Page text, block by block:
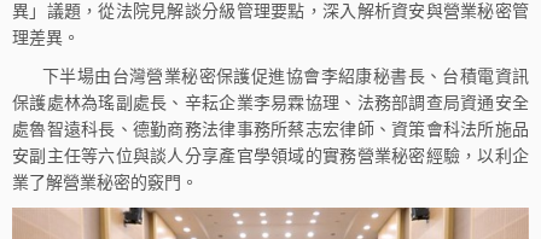
異」議題，從法院見解談分級管理要點，深入解析資安與營業秘密管
理差異。
下半場由台灣營業秘密保護促進協會李紹康秘書長、台積電資訊
保護處林為瑤副處長、辛耘企業李易霖協理、法務部調查局資通安全
處魯智遠科長、德勤商務法律事務所蔡志宏律師、資策會科法所施品
安副主任等六位與談人分享產官學領域的實務營業秘密經驗，以利企
業了解營業秘密的竅門。